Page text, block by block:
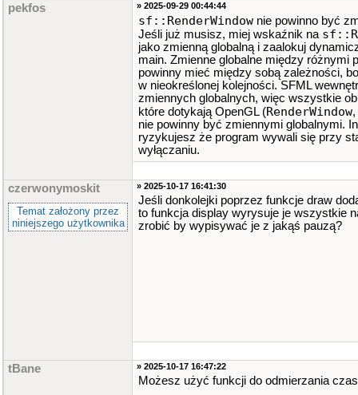
pekfos » 2025-09-29 00:44:44
sf::RenderWindow nie powinno być
Jeśli już musisz, miej wskaźnik na
jako zmienną globalną i zaalokuj
main. Zmienne globalne między różnymi
powinny mieć między sobą zależności,
w nieokreślonej kolejności. SFML
zmiennych globalnych, więc wszystkie
które dotykają OpenGL (RenderWindow,
nie powinny być zmiennymi globalnymi.
ryzykujesz że program wywali się przy
wyłączaniu.
czerwonymoskit
Temat założony przez
niniejszego użytkownika
» 2025-10-17 16:41:30
Jeśli donkolejki poprzez funkcje draw
to funkcja display wyrysuje je wszystkie
zrobić by wypisywać je z jakąś pauzą?
tBane » 2025-10-17 16:47:22
Możesz użyć funkcji do odmierzania